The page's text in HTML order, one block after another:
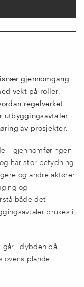
gjennomgang
vekt på roller,
regelverket
utbyggingsavtaler
av prosjekter.
i gjennomføringen
har stor betydning
og andre aktører.
og
både det
brukes i
går i dybden på
plandel.